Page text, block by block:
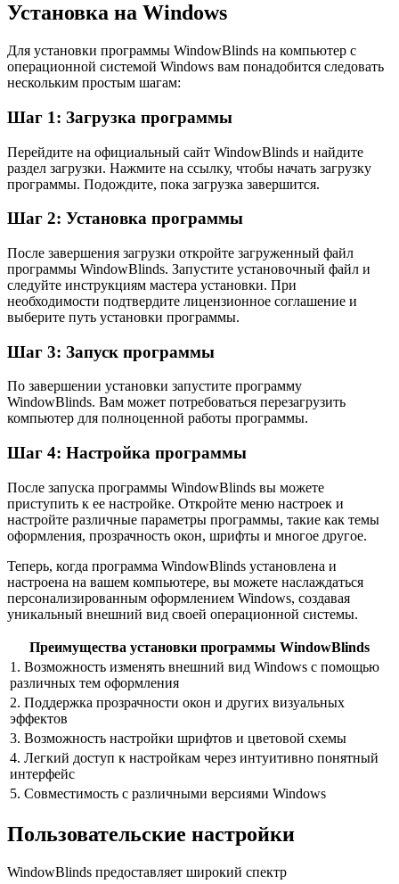
Установка на Windows
Для установки программы WindowBlinds на компьютер с
операционной системой Windows вам понадобится следовать
нескольким простым шагам:
Шаг 1: Загрузка программы
Перейдите на официальный сайт WindowBlinds и найдите
раздел загрузки. Нажмите на ссылку, чтобы начать загрузку
программы. Подождите, пока загрузка завершится.
Шаг 2: Установка программы
После завершения загрузки откройте загруженный файл
программы WindowBlinds. Запустите установочный файл и
следуйте инструкциям мастера установки. При
необходимости подтвердите лицензионное соглашение и
выберите путь установки программы.
Шаг 3: Запуск программы
По завершении установки запустите программу
WindowBlinds. Вам может потребоваться перезагрузить
компьютер для полноценной работы программы.
Шаг 4: Настройка программы
После запуска программы WindowBlinds вы можете
приступить к ее настройке. Откройте меню настроек и
настройте различные параметры программы, такие как темы
оформления, прозрачность окон, шрифты и многое другое.
Теперь, когда программа WindowBlinds установлена и
настроена на вашем компьютере, вы можете наслаждаться
персонализированным оформлением Windows, создавая
уникальный внешний вид своей операционной системы.
Преимущества установки программы WindowBlinds
1. Возможность изменять внешний вид Windows с помощью
различных тем оформления
2. Поддержка прозрачности окон и других визуальных
эффектов
3. Возможность настройки шрифтов и цветовой схемы
4. Легкий доступ к настройкам через интуитивно понятный
интерфейс
5. Совместимость с различными версиями Windows
Пользовательские настройки
WindowBlinds предоставляет широкий спектр